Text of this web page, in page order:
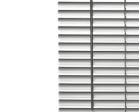
Image zoomed out,